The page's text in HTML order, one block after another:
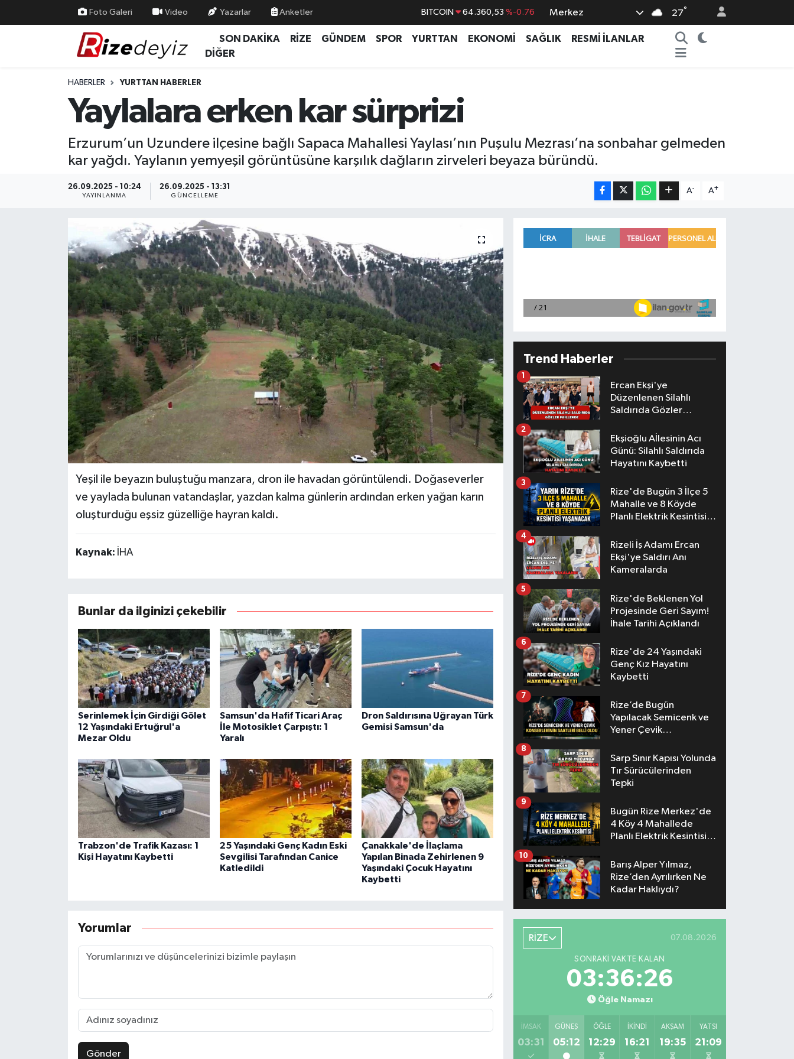
Foto Galeri Video Yazarlar Anketler BITCOIN 64.360,53 %-0.76
DOLAR 47,7143 %0.16
GRAM ALTIN
BİST100
Merkez 27°
SON DAKİKA RİZE GÜNDEM SPOR YURTTAN EKONOMİ SAĞLIK
RESMİ İLANLAR
DİĞER
HABERLER YURTTAN HABERLER
Yaylalara erken kar sürprizi
Erzurum’un Uzundere ilçesine bağlı Sapaca Mahallesi Yaylası’nın Puşulu Mezrası’na sonbahar gelmeden
kar yağdı. Yaylanın yemyeşil görüntüsüne karşılık dağların zirveleri beyaza büründü.
26.09.2025 - 10:24
YAYINLANMA
26.09.2025 - 13:31
GÜNCELLEME
A- A+
Yeşil ile beyazın buluştuğu manzara, dron ile havadan görüntülendi. Doğaseverler
ve yaylada bulunan vatandaşlar, yazdan kalma günlerin ardından erken yağan karın
oluşturduğu eşsiz güzelliğe hayran kaldı.
Kaynak: İHA
Bunlar da ilginizi çekebilir
Serinlemek İçin Girdiği Gölet
12 Yaşındaki Ertuğrul'a
Mezar Oldu
Samsun'da Hafif Ticari Araç
İle Motosiklet Çarpıştı: 1
Yaralı
Dron Saldırısına Uğrayan Türk
Gemisi Samsun'da
Trabzon'de Trafik Kazası: 1
Kişi Hayatını Kaybetti
25 Yaşındaki Genç Kadın Eski
Sevgilisi Tarafından Canice
Katledildi
Çanakkale'de İlaçlama
Yapılan Binada Zehirlenen 9
Yaşındaki Çocuk Hayatını
Kaybetti
Yorumlar
Gönder
Trend Haberler
Ercan Ekşi'ye
Düzenlenen Silahlı
Saldırıda Gözler
1
Ekşioğlu Aİlesinin Acı
Günü: Silahlı Saldırıda
Hayatını Kaybetti
2
Rize'de Bugün 3 İlçe 5
Mahalle ve 8 Köyde
Planlı Elektrik Kesintisi
3
Rizeli İş Adamı Ercan
Ekşi'ye Saldırı Anı
Kameralarda
4
Rize'de Beklenen Yol
Projesinde Geri Sayım!
İhale Tarihi Açıklandı
5
Rize'de 24 Yaşındaki
Genç Kız Hayatını
Kaybetti
6
Rize’de Bugün
Yapılacak Semicenk ve
Yener Çevik
Belli Oldu
7
Sarp Sınır Kapısı Yolunda
Tır Sürücülerinden
Tepki
8
Bugün Rize Merkez'de
4 Köy 4 Mahallede
Planlı Elektrik Kesintisi
9
Barış Alper Yılmaz,
Rize’den Ayrılırken Ne
Kadar Haklıydı?
10
RİZE 07.08.2026
SONRAKI VAKTE KALAN
03:36:25
Öğle Namazı
İMSAK
03:31
GÜNEŞ
05:12
ÖĞLE
12:29
İKINDI
16:21
AKŞAM
19:35
YATSI
21:09
Yurttan Haberler
Teknoloji
Rize Nöbetçi Eczaneler
Rize Trafik Yoğunluk Haritası
Tüm Manşetler
Son Dakika Haberleri